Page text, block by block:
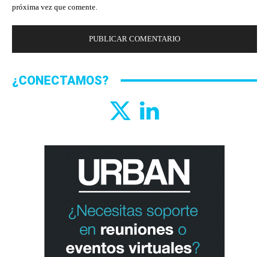
próxima vez que comente.
¿CONECTAMOS?